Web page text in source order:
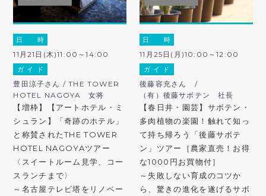
日 時
11月21日(木)11:00～14:00
ガ イ ド
豊田涼子さん / THE TOWER
HOTEL NAGOYA 女将
【増枠】【アートホテル・ミ
シュラン】「奇跡のホテル」
と称賛されたTHE TOWER
HOTEL NAGOYAツアー
〈スイートルーム見学、コー
スランチまで〉
～名古屋テレビ塔をリノベー
日 時
11月25日(月)10:00～12:00
ガ イ ド
後藤容充さん /
（有）後藤サボテン 社長
【春日井・園芸】サボテン・
多肉植物の楽園！触れて知っ
て持ち帰ろう「後藤サボテ
ン」ツアー［農家直売！お得
な1000円お買物付］
～失敗しない育成のコツか
ら、驚きの進化を遂げるサボ